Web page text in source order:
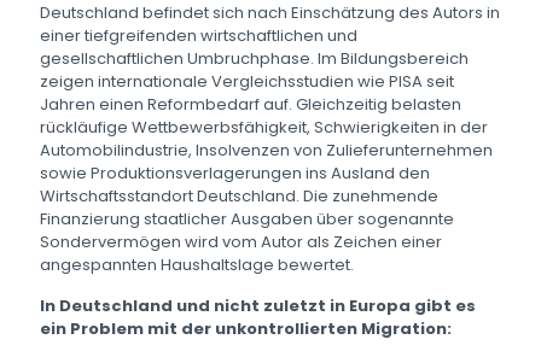
Deutschland befindet sich nach Einschätzung des Autors in
einer tiefgreifenden wirtschaftlichen und
gesellschaftlichen Umbruchphase. Im Bildungsbereich
zeigen internationale Vergleichsstudien wie PISA seit
Jahren einen Reformbedarf auf. Gleichzeitig belasten
rückläufige Wettbewerbsfähigkeit, Schwierigkeiten in der
Automobilindustrie, Insolvenzen von Zulieferunternehmen
sowie Produktionsverlagerungen ins Ausland den
Wirtschaftsstandort Deutschland. Die zunehmende
Finanzierung staatlicher Ausgaben über sogenannte
Sondervermögen wird vom Autor als Zeichen einer
angespannten Haushaltslage bewertet.
In Deutschland und nicht zuletzt in Europa gibt es
ein Problem mit der unkontrollierten Migration: